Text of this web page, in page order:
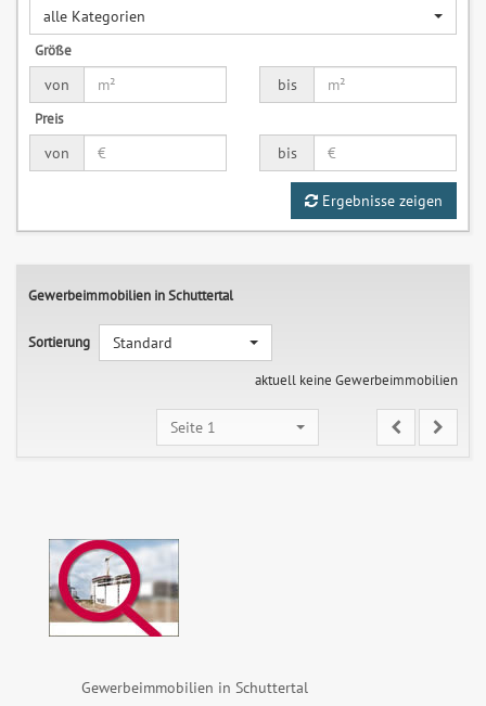
alle Kategorien
Größe
von
bis
Preis
von
bis
Ergebnisse zeigen
Gewerbeimmobilien in Schuttertal
Sortierung
Standard
aktuell keine Gewerbeimmobilien
Seite 1
Gewerbeimmobilien in Schuttertal